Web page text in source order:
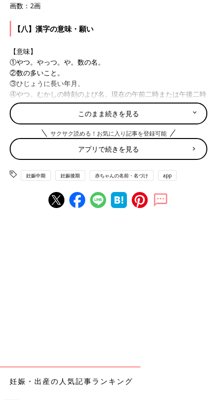
画数：2画
【八】漢字の意味・願い
【意味】
①やつ。やっつ。や。数の名。
②数の多いこと。
③ひじょうに長い年月。
④やつ。むかしの時刻のよび名。現在の午前二時または午後二時
ごろ。
【願い】
末広がりで縁起のよい字とされることから、素晴らしい未来が広
がるようにと願って人と人との結びつきを広げていける人にとい
う祈りを込めて。
たまひよの「名づけ博士」
たまひよのアプリ「まいにちのたまひよ」から、「名づけ博士」
このまま続きを見る
サクサク読める！お気に入り記事を登録可能
アプリで続きを見る
妊娠中期 妊娠後期 赤ちゃんの名前・名づけ app
妊娠・出産の人気記事ランキング